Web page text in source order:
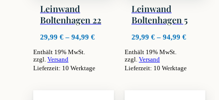
Leinwand
Boltenhagen 22
29,99 € – 94,99 €Preisspanne:
Enthält 19% MwSt.
zzgl. Versand
Lieferzeit: 10 Werktage
Leinwand
Boltenhagen 5
29,99 € – 94,99 €
Enthält 19% MwSt.
zzgl. Versand
Lieferzeit: 10 Werktage